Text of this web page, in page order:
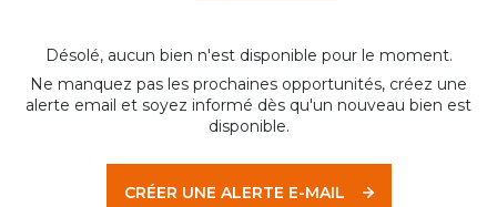
Désolé, aucun bien n'est disponible pour le moment.
Ne manquez pas les prochaines opportunités, créez une
alerte email et soyez informé dès qu'un nouveau bien est
disponible.
CRÉER UNE ALERTE E-MAIL